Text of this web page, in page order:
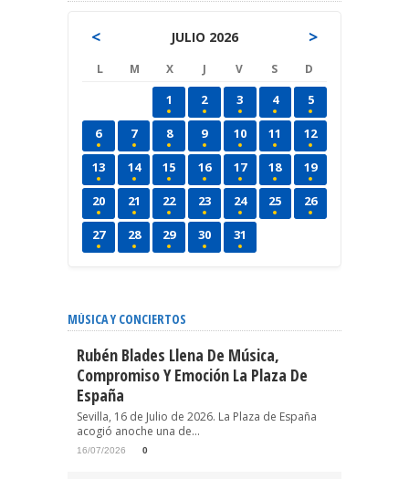
< JULIO 2026 >
L M X J V S D
1 2 3 4 5
6 7 8 9 10 11 12
13 14 15 16 17 18 19
20 21 22 23 24 25 26
27 28 29 30 31
MÚSICA Y CONCIERTOS
Rubén Blades Llena De Música,
Compromiso Y Emoción La Plaza De
España
Sevilla, 16 de Julio de 2026. La Plaza de España
acogió anoche una de...
16/07/2026 0